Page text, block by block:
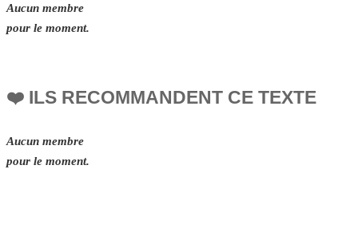
Aucun membre
pour le moment.
❤️ ILS RECOMMANDENT CE TEXTE
Aucun membre
pour le moment.